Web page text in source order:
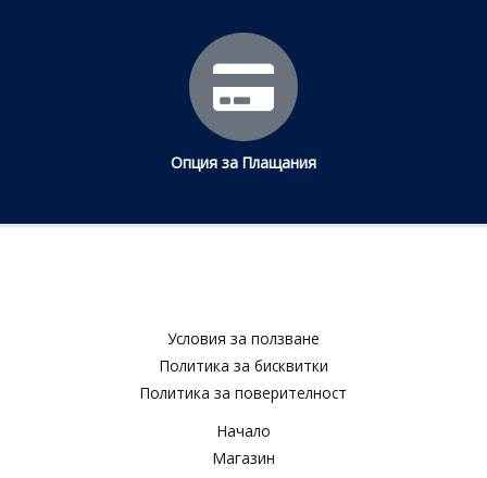
Опция за Плащания
Условия за ползване​
Политика за бисквитки​
Политика за поверителност​
Начало
Магазин